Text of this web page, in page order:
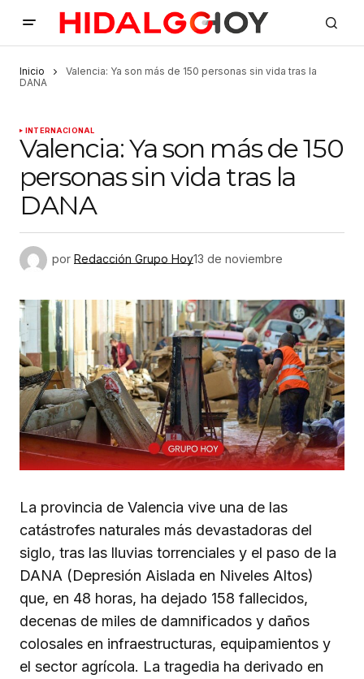
Inicio
Valencia: Ya son más de 150 personas sin vida tras la
DANA
INTERNACIONAL
Valencia: Ya son más de 150
personas sin vida tras la
DANA
por Redacción Grupo Hoy13 de noviembre
La provincia de Valencia vive una de las
catástrofes naturales más devastadoras del
siglo, tras las lluvias torrenciales y el paso de la
DANA (Depresión Aislada en Niveles Altos)
que, en 48 horas, ha dejado 158 fallecidos,
decenas de miles de damnificados y daños
colosales en infraestructuras, equipamientos y
el sector agrícola. La tragedia ha derivado en